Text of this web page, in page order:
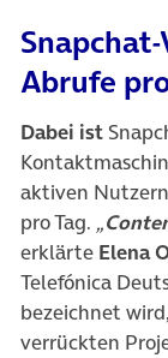
Abrufe
Dabei ist
aktiven
pro Tag. „
erklärte Elena
Telefónica
bezeichnet
verrückten